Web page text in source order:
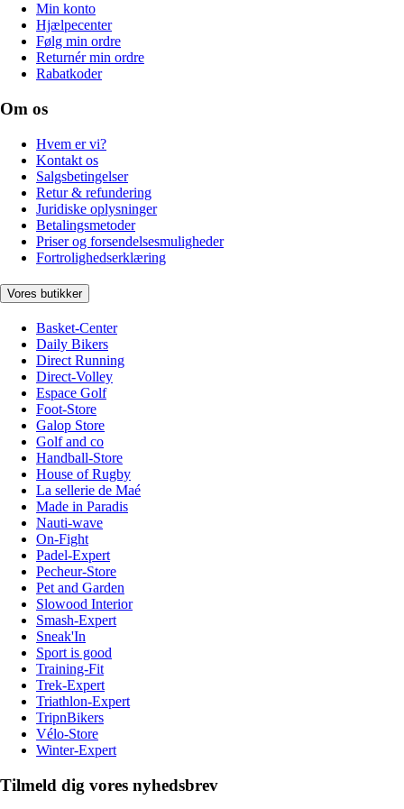
Min konto
Hjælpecenter
Følg min ordre
Returnér min ordre
Rabatkoder
Om os
Hvem er vi?
Kontakt os
Salgsbetingelser
Retur & refundering
Juridiske oplysninger
Betalingsmetoder
Priser og forsendelsesmuligheder
Fortrolighedserklæring
Vores butikker
Basket-Center
Daily Bikers
Direct Running
Direct-Volley
Espace Golf
Foot-Store
Galop Store
Golf and co
Handball-Store
House of Rugby
La sellerie de Maé
Made in Paradis
Nauti-wave
On-Fight
Padel-Expert
Pecheur-Store
Pet and Garden
Slowood Interior
Smash-Expert
Sneak'In
Sport is good
Training-Fit
Trek-Expert
Triathlon-Expert
TripnBikers
Vélo-Store
Winter-Expert
Tilmeld dig vores nyhedsbrev